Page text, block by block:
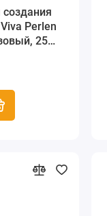
создания
Perlen
25